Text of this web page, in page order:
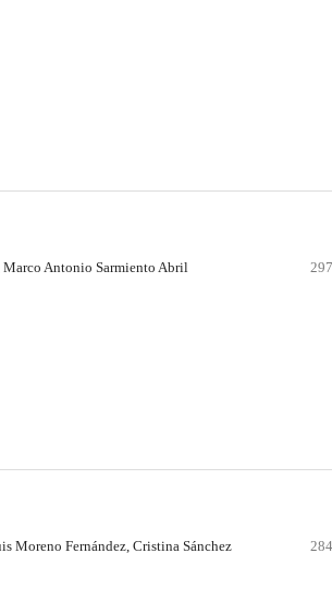
Antonio Sarmiento Abril
Moreno Fernández, Cristina Sánchez